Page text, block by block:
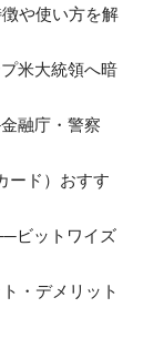
や使い方を解
米大統領へ暗
融庁・警察
ード）おすす
ビットワイズ
・デメリット